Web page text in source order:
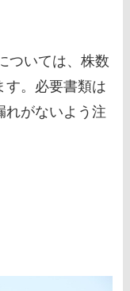
ついては、株数
す。必要書類は
れがないよう注